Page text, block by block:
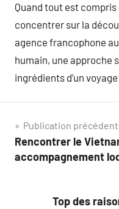
Quand tout est
concentrer sur la
agence francophone
humain, une approche
ingrédients d’un
Navigation
de
Publication
Rencontrer le
accompagnement
Top des